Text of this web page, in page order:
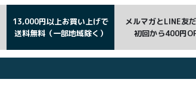
13,000円以上お買い上げで
送料無料（一部地域除く）
メルマガとLINE友
初回から400円